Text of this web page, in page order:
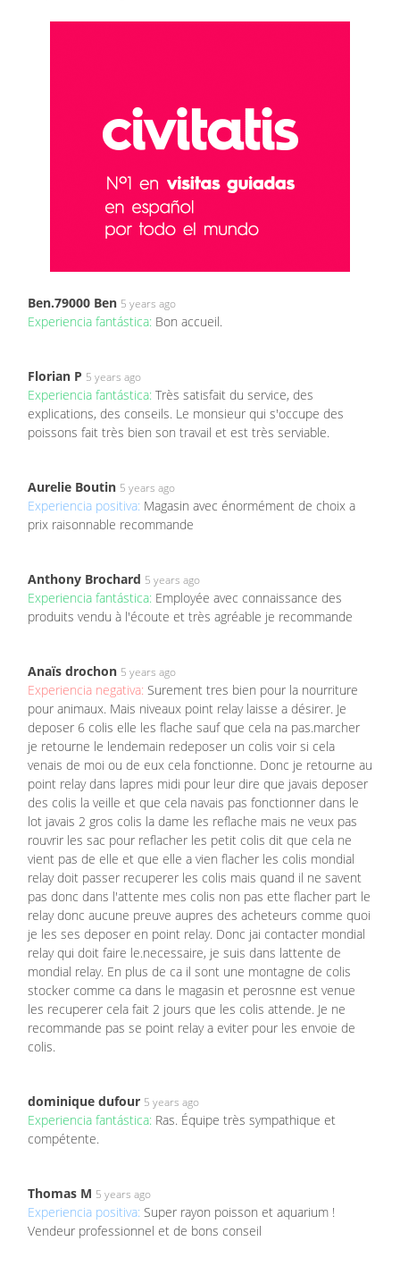
Ben.79000 Ben 5 years ago
Experiencia fantástica: Bon accueil.
Florian P 5 years ago
Experiencia fantástica: Très satisfait du service, des
explications, des conseils. Le monsieur qui s'occupe des
poissons fait très bien son travail et est très serviable.
Aurelie Boutin 5 years ago
Experiencia positiva: Magasin avec énormément de choix a
prix raisonnable recommande
Anthony Brochard 5 years ago
Experiencia fantástica: Employée avec connaissance des
produits vendu à l'écoute et très agréable je recommande
Anaïs drochon 5 years ago
Experiencia negativa: Surement tres bien pour la nourriture
pour animaux. Mais niveaux point relay laisse a désirer. Je
deposer 6 colis elle les flache sauf que cela na pas.marcher
je retourne le lendemain redeposer un colis voir si cela
venais de moi ou de eux cela fonctionne. Donc je retourne au
point relay dans lapres midi pour leur dire que javais deposer
des colis la veille et que cela navais pas fonctionner dans le
lot javais 2 gros colis la dame les reflache mais ne veux pas
rouvrir les sac pour reflacher les petit colis dit que cela ne
vient pas de elle et que elle a vien flacher les colis mondial
relay doit passer recuperer les colis mais quand il ne savent
pas donc dans l'attente mes colis non pas ette flacher part le
relay donc aucune preuve aupres des acheteurs comme quoi
je les ses deposer en point relay. Donc jai contacter mondial
relay qui doit faire le.necessaire, je suis dans lattente de
mondial relay. En plus de ca il sont une montagne de colis
stocker comme ca dans le magasin et perosnne est venue
les recuperer cela fait 2 jours que les colis attende. Je ne
recommande pas se point relay a eviter pour les envoie de
colis.
dominique dufour 5 years ago
Experiencia fantástica: Ras. Équipe très sympathique et
compétente.
Thomas M 5 years ago
Experiencia positiva: Super rayon poisson et aquarium !
Vendeur professionnel et de bons conseil